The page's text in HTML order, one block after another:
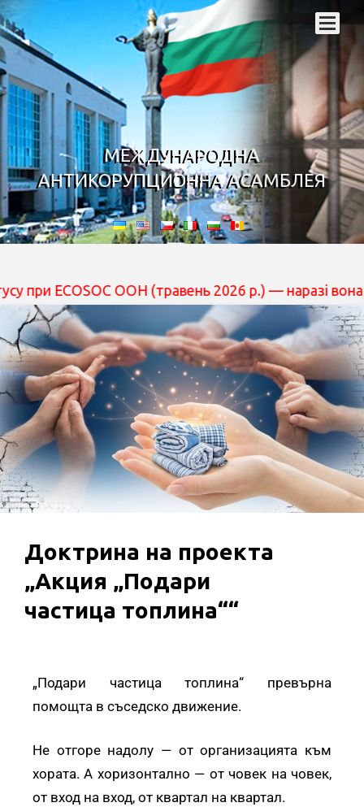
МЕЖДУНАРОДНА
АНТИКОРУПЦИОННА АСАМБЛЕЯ
ECOSOC ООН (травень 2026 р.) — наразі вона
Доктрина на проекта
„Акция „Подари
частица топлина““
„Подари частица топлина“ превърна
помощта в съседско движение.
Не отгоре надолу — от организацията към
хората. А хоризонтално — от човек на човек,
от вход на вход, от квартал на квартал.